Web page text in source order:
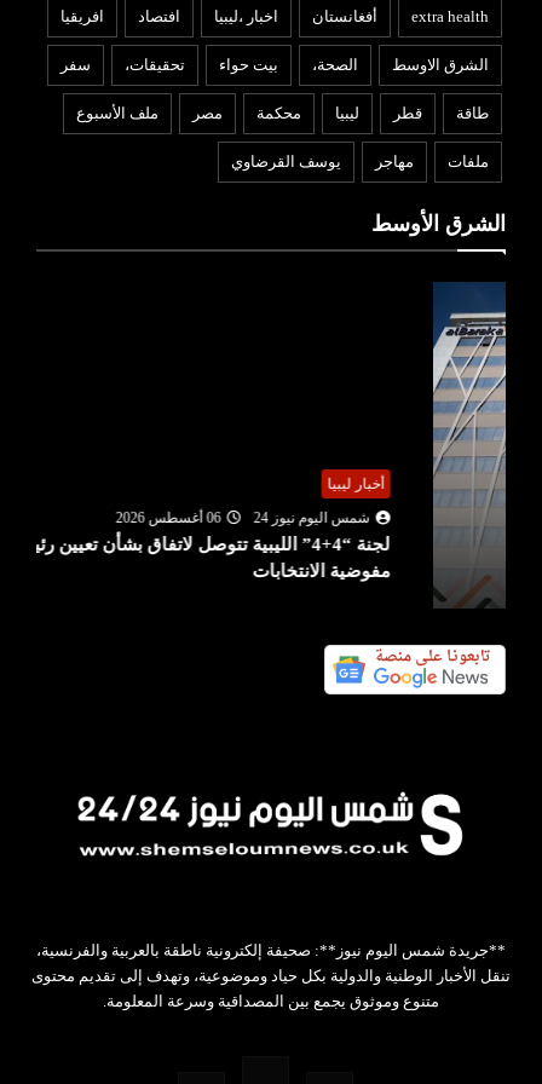
extra health أفغانستان اخبار ،ليبيا افتصاد افريقيا
الشرق الاوسط الصحة، بيت حواء تحقيقات، سفر
طاقة قطر ليبيا محكمة مصر ملف الأسبوع
ملفات مهاجر يوسف القرضاوي
الشرق الأوسط
أخبار ليبيا
شمس اليوم نيوز 24
06 أغسطس 2026
لجنة “4+4” الليبية تتوصل لاتفاق بشأن تعيين رئيس
مفوضية الانتخابات
**جريدة شمس اليوم نيوز**: صحيفة إلكترونية ناطقة بالعربية والفرنسية،
تنقل الأخبار الوطنية والدولية بكل حياد وموضوعية، وتهدف إلى تقديم محتوى
متنوع وموثوق يجمع بين المصداقية وسرعة المعلومة.